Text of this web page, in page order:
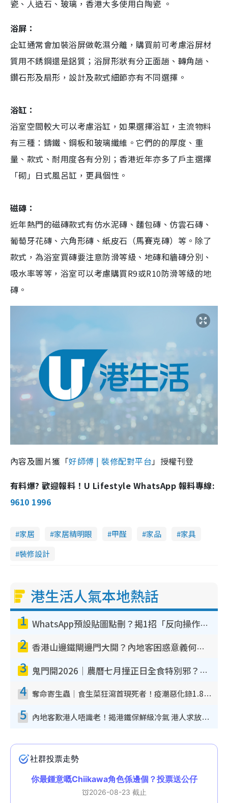
瓷、人造石、玻璃，香港大多使用白陶瓷 。
浴屏：
企缸通常會加裝浴屏做乾濕分離，購買前可考慮浴屏材
質用不銹鋼還是鋁質；浴屏形狀有分正面趟、轉角趟、
鑽石形及扇形，設計及款式細節亦有不同選擇。
浴缸：
浴室空間較大可以考慮浴缸，如果選擇浴缸，主流物料
有三種：鑄鐵、鋼板和玻璃纖維。它們的的厚度、重
量、款式、耐用度各有分別；香港近年亦多了戶主選擇
「砌」日式風呂缸，更具個性。
磁磚：
近年熱門的磁磚款式有仿水泥磚、麵包磚、仿雲石磚、
葡萄牙花磚、六角形磚、紙皮石（馬賽克磚）等。除了
款式，為浴室買磚要注意防滑等級、地磚和牆磚分別、
吸水率等等，浴室可以考慮購買R9或R10防滑等級的地
磚。
內容及圖片獲「好師傅 | 裝修配對平台」授權刊登
有料爆? 歡迎報料！U Lifestyle WhatsApp 報料專線:
9610 1996
家居 家居精明眼 甲醛 家品
家具
裝修設計
港生活人氣本地熱話
1 WhatsApp預設貼圖點刪？揭1招「反向操作」還原簡潔介面 附3步實測教學
2 香港山邊鐵閘邊門大開？內地客困惑意義何在！網民神回覆：呢種叫法理性防禦
3 鬼門開2026｜農曆七月撞正日全食特別邪？專家警告切忌做一事！揭4大禁忌+2招保平安
4 奪命寄生蟲｜食生菜狂瀉首現死者！疫潮惡化錄1.8萬宗病例 揭洗菜3大謬誤
5 內地客歎港人唔識老！揭港鐵保鮮級冷氣 港人求放過：咪投訴